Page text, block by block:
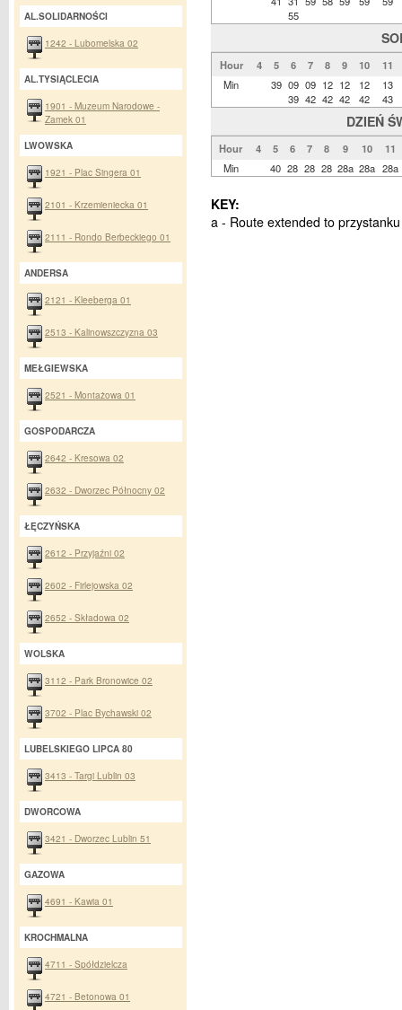
55
Hour 4 5 6 7 8 9 10
11
Min
39 09
39
09
42
12
42
12
42
12
42
13
43
DZIEŃ
Hour 4 5 6 7 8 9 10
11
Min
40 28 28 28 28a 28a 28a
KEY:
a - Route extended to
AL.SOLIDARNOŚCI
1242 - Lubomelska 02
AL.TYSIĄCLECIA
1901 - Muzeum Narodowe -
Zamek 01
LWOWSKA
1921 - Plac Singera 01
2101 - Krzemieniecka 01
2111 - Rondo Berbeckiego 01
ANDERSA
2121 - Kleeberga 01
2513 - Kalinowszczyzna 03
MEŁGIEWSKA
2521 - Montażowa 01
GOSPODARCZA
2642 - Kresowa 02
2632 - Dworzec Północny 02
ŁĘCZYŃSKA
2612 - Przyjaźni 02
2602 - Firlejowska 02
2652 - Składowa 02
WOLSKA
3112 - Park Bronowice 02
3702 - Plac Bychawski 02
LUBELSKIEGO LIPCA 80
3413 - Targi Lublin 03
DWORCOWA
3421 - Dworzec Lublin 51
GAZOWA
4691 - Kawia 01
KROCHMALNA
4711 - Spółdzielcza
4721 - Betonowa 01